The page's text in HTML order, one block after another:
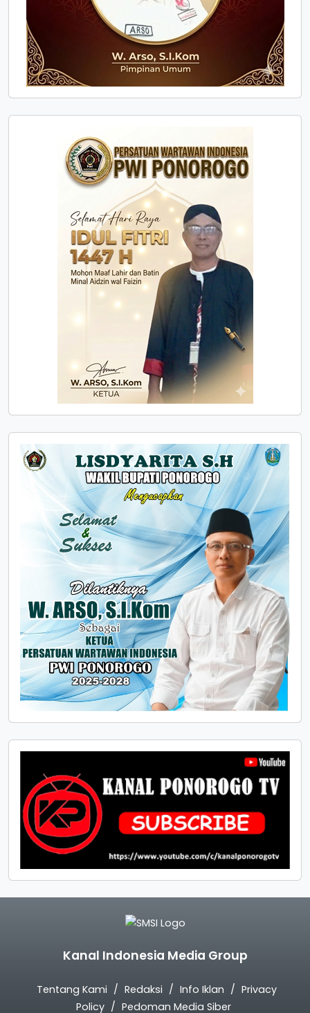
Kanal Indonesia Media Group
Tentang Kami Redaksi Info Iklan
Privacy
Policy
Pedoman Media Siber